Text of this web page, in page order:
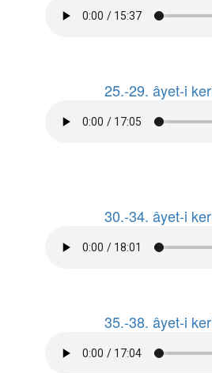
25.-29. âyet-i
30.-34. âyet-i
35.-38. âyet-i